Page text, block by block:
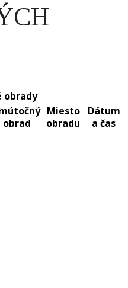
obrady
obrad
Miesto
obradu
Dátum
a čas